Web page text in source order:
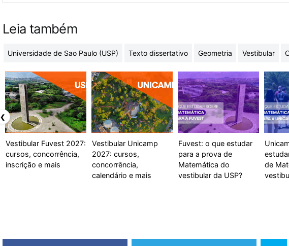
Leia também
Universidade de Sao Paulo (USP) Texto dissertativo Geometria Vestibular
Vestibular Fuvest 2027:
cursos, concorrência,
inscrição e mais
Vestibular Unicamp
2027: cursos,
concorrência,
calendário e mais
Fuvest: o que estudar
para a prova de
Matemática do
vestibular da USP?
de
❮